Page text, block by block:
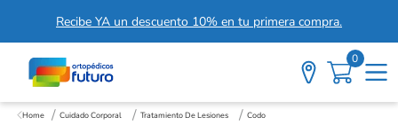
Recibe YA un descuento 10% en tu primera compra.
0
Cuidado Corporal Tratamiento De Lesiones Codo